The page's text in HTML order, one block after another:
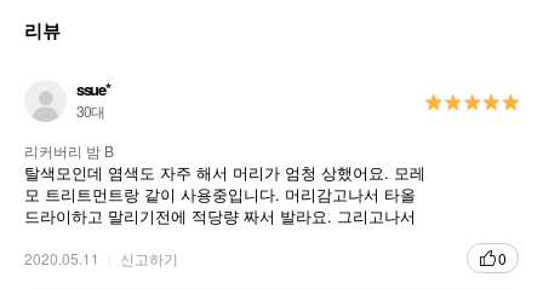
리뷰
ssue*
30대
리커버리 밤 B
탈색모인데 염색도 자주 해서 머리가 엄청 상했어요. 모레
모 트리트먼트랑 같이 사용중입니다. 머리감고나서 타올
드라이하고 말리기전에 적당량 짜서 발라요. 그리고나서
하게 나오는 느낌이에요
2020.05.11 신고하기 0